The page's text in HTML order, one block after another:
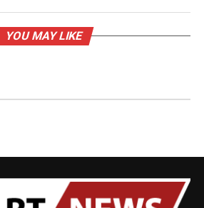
YOU MAY LIKE